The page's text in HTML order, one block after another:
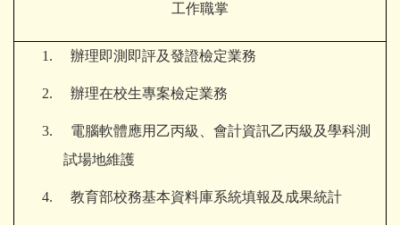
工作職掌
1.辦理即測即評及發證檢定業務
2.辦理在校生專案檢定業務
3. 電腦軟體應用乙丙級、會計資訊乙丙級及學科測
試場地維護
4. 教育部校務基本資料庫系統填報及成果統計